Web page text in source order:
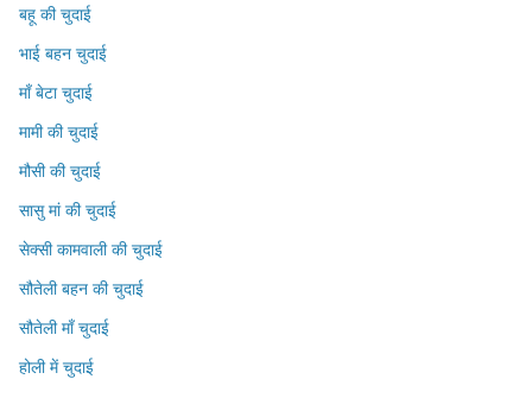
बहू की चुदाई
भाई बहन चुदाई
माँ बेटा चुदाई
मामी की चुदाई
मौसी की चुदाई
सासु मां की चुदाई
सेक्सी कामवाली की चुदाई
सौतेली बहन की चुदाई
सौतेली माँ चुदाई
होली में चुदाई